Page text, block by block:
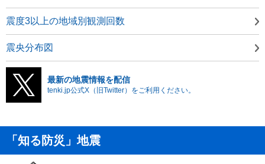
震度3以上の地域別観測回数
震央分布図
最新の地震情報を配信
tenki.jp公式X（旧Twitter）をご利用ください。
「知る防災」地震